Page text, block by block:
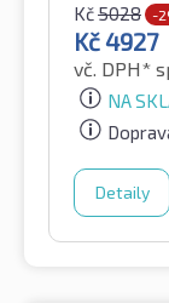
Kč5028 -
Kč4927
vč. DPH*
NA
Detaily